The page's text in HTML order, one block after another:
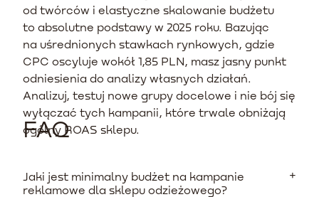
od twórców i elastyczne skalowanie budżetu
to absolutne podstawy w 2025 roku. Bazując
na uśrednionych stawkach rynkowych, gdzie
CPC oscyluje wokół 1,85 PLN, masz jasny punkt
odniesienia do analizy własnych działań.
Analizuj, testuj nowe grupy docelowe i nie bój się
wyłączać tych kampanii, które trwale obniżają
ogólny ROAS sklepu.
FAQ
Jaki jest minimalny budżet na kampanie
reklamowe dla sklepu odzieżowego?